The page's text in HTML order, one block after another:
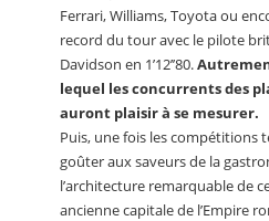
Ferrari, Williams, Toyota ou
record du tour avec le pilote
Davidson en 1’12’’80.
lequel les concurrents des
auront plaisir à se mesurer.
Puis, une fois les compétitions
goûter aux saveurs de la
l’architecture remarquable de
ancienne capitale de l’Empire